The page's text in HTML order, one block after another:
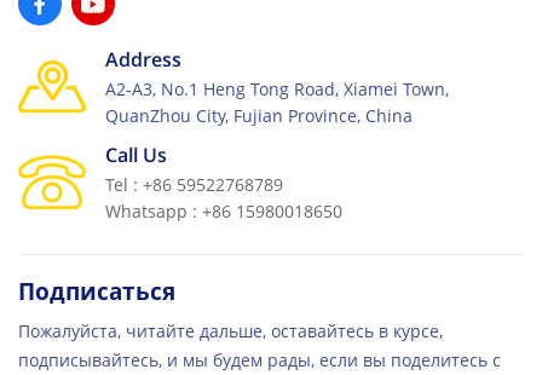
Address
A2-A3, No.1 Heng Tong Road, Xiamei Town,
QuanZhou City, Fujian Province, China
Call Us
Tel : +86 59522768789
Whatsapp : +86 15980018650
Подписаться
Пожалуйста, читайте дальше, оставайтесь в курсе,
подписывайтесь, и мы будем рады, если вы поделитесь с